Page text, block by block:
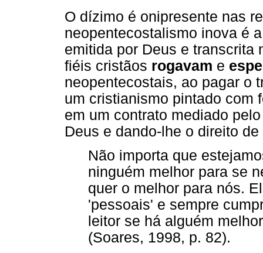
O dízimo é onipresente nas
neopentecostalismo inova é
emitida por Deus e transcrita
fiéis cristãos rogavam e
neopentecostais, ao pagar o
um cristianismo pintado com
em um contrato mediado
Deus e dando-lhe o direito
Não importa que
ninguém melhor para se
quer o melhor para nós.
'pessoais' e sempre
leitor se há alguém
(Soares, 1998, p. 82).